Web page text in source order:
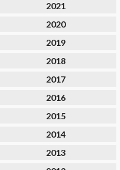
2021
2020
2019
2018
2017
2016
2015
2014
2013